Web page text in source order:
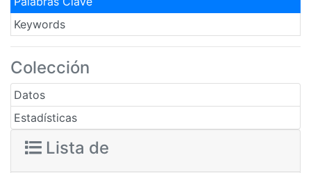
Keywords
Colección
Datos
Estadísticas
Lista de